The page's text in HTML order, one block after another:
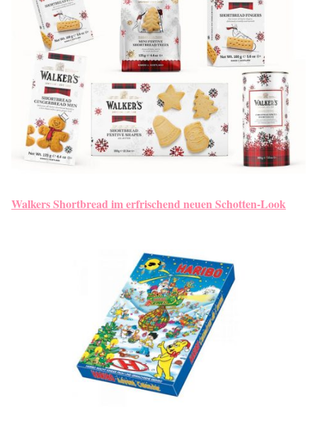
Walkers Shortbread im erfrischend neuen Schotten-Look